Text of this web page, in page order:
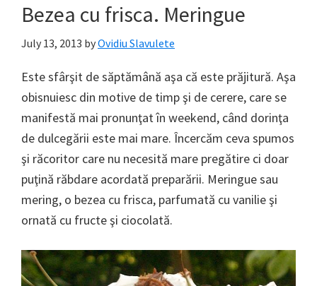
Bezea cu frisca. Meringue
July 13, 2013 byOvidiu Slavulete
Este sfârşit de săptămână aşa că este prăjitură. Aşa
obisnuiesc din motive de timp şi de cerere, care se
manifestă mai pronunţat în weekend, când dorinţa
de dulcegării este mai mare. Încercăm ceva spumos
şi răcoritor care nu necesită mare pregătire ci doar
puţină răbdare acordată preparării. Meringue sau
mering, o bezea cu frisca, parfumată cu vanilie şi
ornată cu fructe şi ciocolată.